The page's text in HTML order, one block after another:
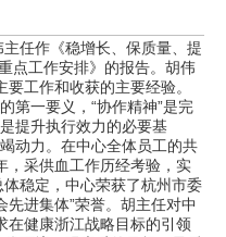
任作《稳增长、保质量、提
工作安排》的报告。胡伟
工作和收获的主要经验。
第一要义，“协作精神”是完
提升执行效力的必要基
动力。在中心全体员工的共
，采供血工作历经考验，实
稳定，中心荣获了杭州市委
进集体”荣誉。胡主任对中
在健康浙江战略目标的引领